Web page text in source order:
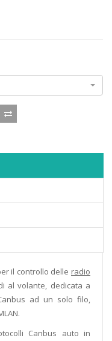
il controllo delle radio
al volante, dedicata a
ad un solo filo,
Canbus auto in